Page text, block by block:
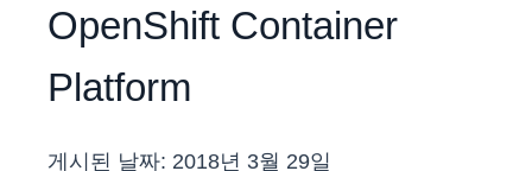
OpenShift Container
Platform
게시된 날짜: 2018년 3월 29일